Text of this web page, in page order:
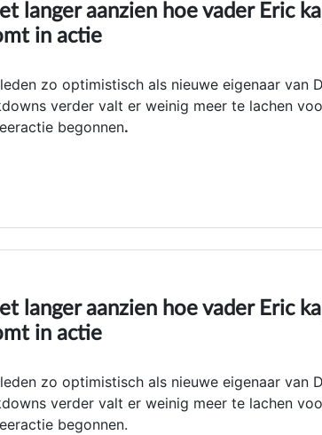
langer aanzien hoe vader Eric
in actie
zo optimistisch als nieuwe eigenaar van
verder valt er weinig meer te lachen
begonnen.
langer aanzien hoe vader Eric
in actie
zo optimistisch als nieuwe eigenaar van
verder valt er weinig meer te lachen
begonnen.